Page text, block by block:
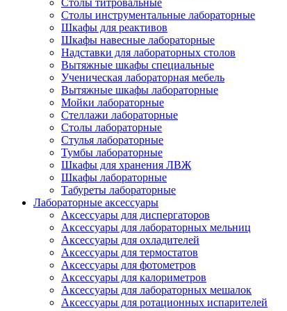
Столы титровальные
Столы инструментальные лабораторные
Шкафы для реактивов
Шкафы навесные лабораторные
Надставки для лабораторных столов
Вытяжные шкафы специальные
Ученическая лабораторная мебель
Вытяжные шкафы лабораторные
Мойки лабораторные
Стеллажи лабораторные
Столы лабораторные
Стулья лабораторные
Тумбы лабораторные
Шкафы для хранения ЛВЖ
Шкафы лабораторные
Табуреты лабораторные
Лабораторные аксессуары
Аксессуары для диспергаторов
Аксессуары для лабораторных мельниц
Аксессуары для охладителей
Аксессуары для термостатов
Аксессуары для фотометров
Аксессуары для калориметров
Аксессуары для лабораторных мешалок
Аксессуары для ротационных испарителей